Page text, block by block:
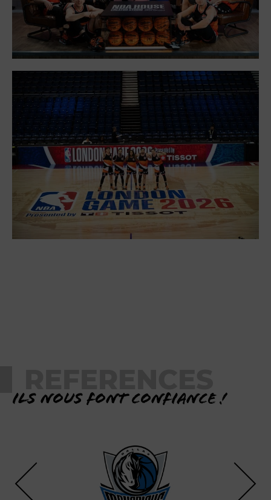
Ils nous font confiance !